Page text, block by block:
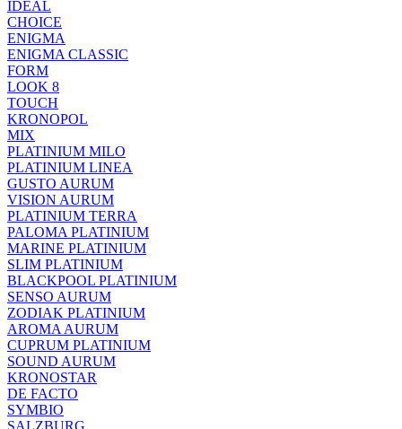
IDEAL
CHOICE
ENIGMA
ENIGMA CLASSIC
FORM
LOOK 8
TOUCH
KRONOPOL
MIX
PLATINIUM MILO
PLATINIUM LINEA
GUSTO AURUM
VISION AURUM
PLATINIUM TERRA
PALOMA PLATINIUM
MARINE PLATINIUM
SLIM PLATINIUM
BLACKPOOL PLATINIUM
SENSO AURUM
ZODIAK PLATINIUM
AROMA AURUM
CUPRUM PLATINIUM
SOUND AURUM
KRONOSTAR
DE FACTO
SYMBIO
SALZBURG